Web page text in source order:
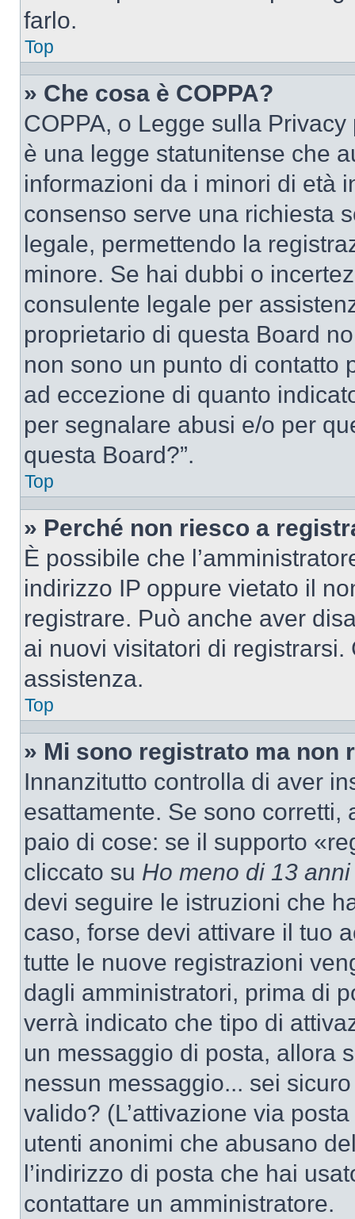
farlo.
Top
» Che cosa è COPPA?
COPPA, o Legge sulla
è una legge statunitense che
informazioni da i minori di età
consenso serve una richiesta
legale, permettendo la
minore. Se hai dubbi o
consulente legale per
proprietario di questa Board
non sono un punto di contatto
ad eccezione di quanto
per segnalare abusi e/o per
questa Board?”.
Top
» Perché non riesco a
È possibile che
indirizzo IP oppure vietato il
registrare. Può anche aver
ai nuovi visitatori di
assistenza.
Top
» Mi sono registrato ma non
Innanzitutto controlla di aver
esattamente. Se sono
paio di cose: se il supporto
cliccato su Ho meno di 13 anni
devi seguire le istruzioni che
caso, forse devi attivare il tuo
tutte le nuove registrazioni
dagli amministratori, prima di
verrà indicato che tipo di
un messaggio di posta, allora
nessun messaggio... sei
valido? (L’attivazione via
utenti anonimi che abusano
l’indirizzo di posta che hai
contattare un amministratore.